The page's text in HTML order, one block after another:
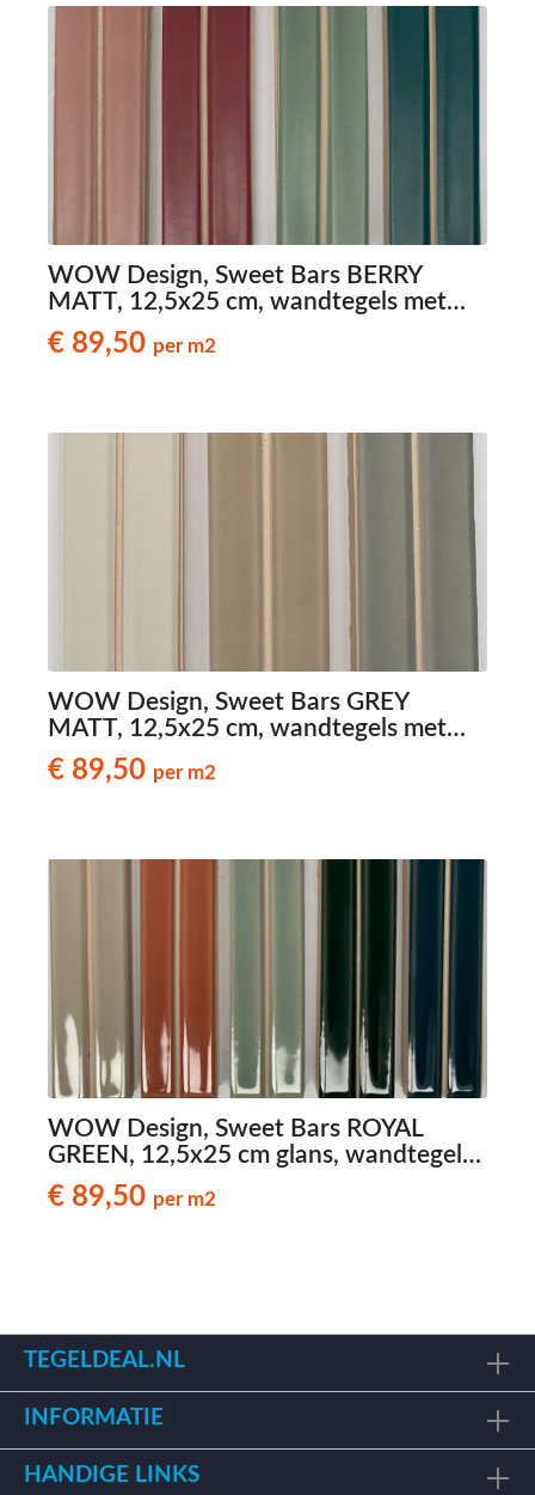
WOW Design, Sweet Bars BERRY
MATT, 12,5x25 cm, wandtegels met
reliëf
€ 89,50 per m2
WOW Design, Sweet Bars GREY
MATT, 12,5x25 cm, wandtegels met
reliëf
€ 89,50 per m2
WOW Design, Sweet Bars ROYAL
GREEN, 12,5x25 cm glans, wandtegels
met reliëf
€ 89,50 per m2
TEGELDEAL.NL
INFORMATIE
HANDIGE LINKS